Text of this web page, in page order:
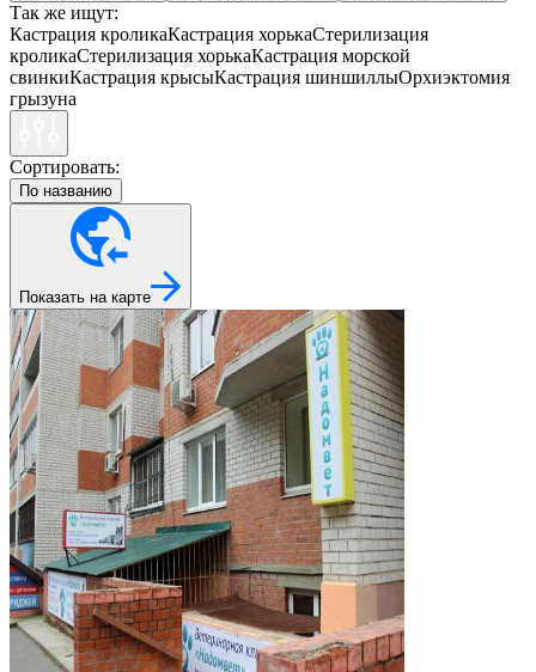
Так же ищут:
Кастрация кроликаКастрация хорькаСтерилизация
кроликаСтерилизация хорькаКастрация морской
свинкиКастрация крысыКастрация шиншиллыОрхиэктомия
грызуна
Сортировать:
По названию
Показать на карте